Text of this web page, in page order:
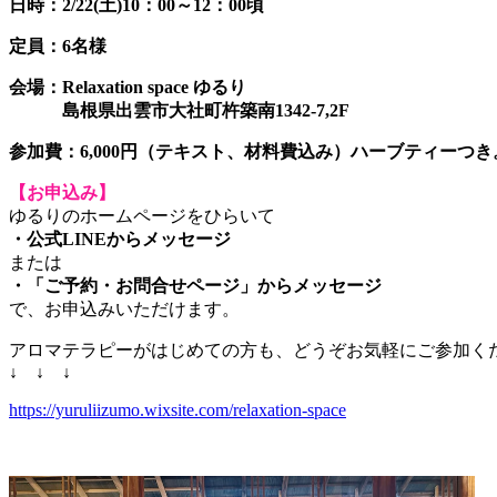
日時：2/22(土)10：00～12：00頃
定員：6名様
会場：Relaxation space ゆるり
島根県出雲市大社町杵築南1342-7,2F
参加費：6,000円（テキスト、材料費込み）ハーブティーつき
【お申込み】
ゆるりのホームページをひらいて
・公式LINEからメッセージ
または
・「ご予約・お問合せページ」からメッセージ
で、お申込みいただけます。
アロマテラピーがはじめての方も、どうぞお気軽にご参加く
↓ ↓ ↓
https://yuruliizumo.wixsite.com/relaxation-space